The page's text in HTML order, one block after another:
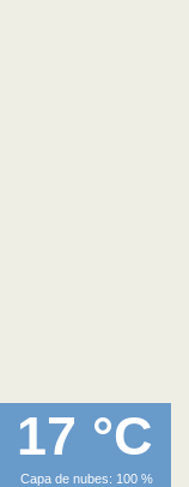
17 °C
Capa de nubes: 100 %